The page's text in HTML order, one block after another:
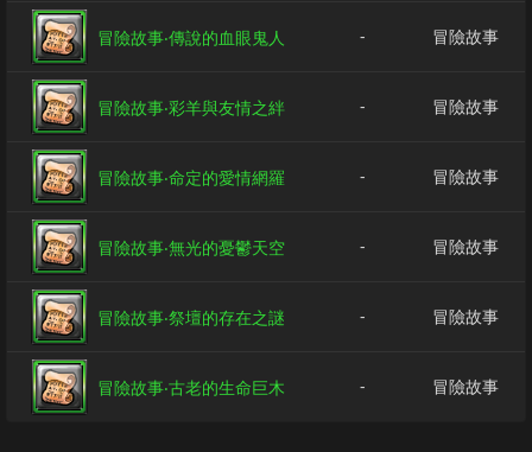
冒險故事‧傳說的血眼鬼人 - 冒險故事
冒險故事‧彩羊與友情之絆 - 冒險故事
冒險故事‧命定的愛情網羅 - 冒險故事
冒險故事‧無光的憂鬱天空 - 冒險故事
冒險故事‧祭壇的存在之謎 - 冒險故事
冒險故事‧古老的生命巨木 - 冒險故事